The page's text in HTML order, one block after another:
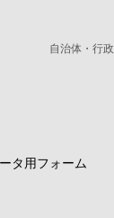
自治体・行政
タ用フォーム